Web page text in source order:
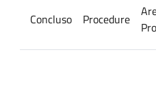
Concluso Procedure